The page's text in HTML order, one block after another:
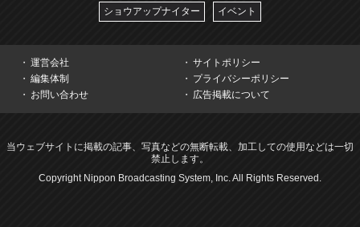
ショウアップナイター イベント
運営会社
サイトポリシー
編集体制
プライバシーポリシー
お問い合わせ
広告掲載について
当ウェブサイトに掲載の記事、写真などの無断転載、加工しての使用などは一切
禁止します。
Copyright Nippon Broadcasting System, Inc. All Rights Reserved.